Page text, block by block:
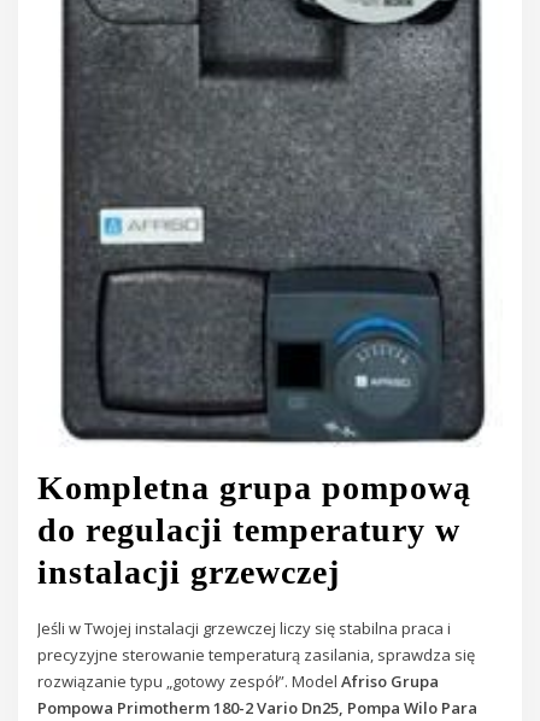
Kompletna grupa pompową
do regulacji temperatury w
instalacji grzewczej
Jeśli w Twojej instalacji grzewczej liczy się stabilna praca i
precyzyjne sterowanie temperaturą zasilania, sprawdza się
rozwiązanie typu „gotowy zespół”. ModelAfriso Grupa
Pompowa Primotherm 180-2 Vario Dn25, Pompa Wilo Para